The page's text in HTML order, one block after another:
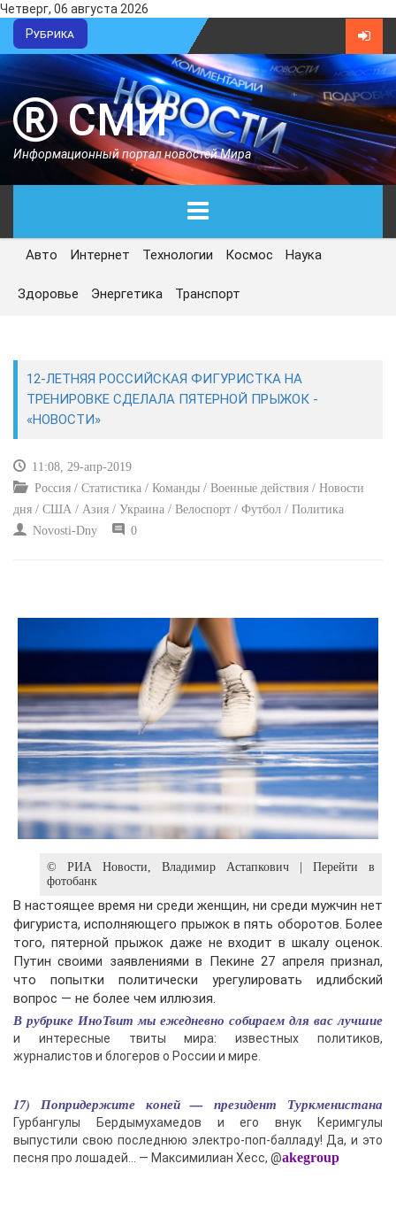
Четверг, 06 августа 2026
Рубрика
СМИ
Информационный портал новостей Мира
ГЛАВНАЯ
СЕГОДНЯ
ЭКОНОМИКА
СПОРТ
ВОЕННЫЕ ДЕЙСТВИЯ
Авто Интернет Технологии Космос Наука
Здоровье Энергетика Транспорт
12-ЛЕТНЯЯ РОССИЙСКАЯ ФИГУРИСТКА НА
ТРЕНИРОВКЕ СДЕЛАЛА ПЯТЕРНОЙ ПРЫЖОК -
«НОВОСТИ»
11:08, 29-апр-2019
Россия / Статистика / Команды / Военные действия / Новости
дня / США / Азия / Украина / Велоспорт / Футбол / Политика
Novosti-Dny
0
© РИА Новости, Владимир Астапкович | Перейти в
фотобанк
В настоящее время ни среди женщин, ни среди мужчин нет
фигуриста, исполняющего прыжок в пять оборотов. Более
того, пятерной прыжок даже не входит в шкалу оценок.
Путин своими заявлениями в Пекине 27 апреля признал,
что попытки политически урегулировать идлибский
вопрос — не более чем иллюзия.
В рубрике ИноТвит мы ежедневно собираем для вас лучшие
и интересные твиты мира: известных политиков,
журналистов и блогеров о России и мире.
17) Попридержите коней — президент Туркменистана
Гурбангулы Бердымухамедов и его внук Керимгулы
выпустили свою последнюю электро-поп-балладу! Да, и это
песня про лошадей… — Максимилиан Хесс, @akegroup